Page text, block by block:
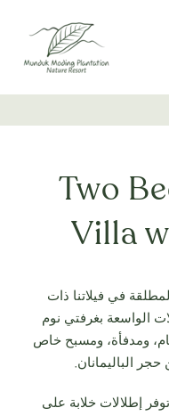
Two
Villa
في فيلاتنا ذات
الواسعة بغرفتي نوم
ومدفأة، ومسبح خاص
الباليمانان.
إطلالات خلابة على